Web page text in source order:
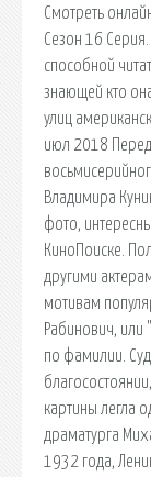
Смотреть
Сезон 16
способной
знающей кто
улиц
июл 2018
Владимира
фото,
КиноПоиске.
другими
мотивам
Рабинович, или
по фамилии.
картины легла
драматурга
1932 года,